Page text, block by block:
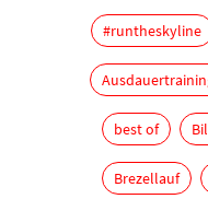
#runtheskyline
best of
Brezellauf